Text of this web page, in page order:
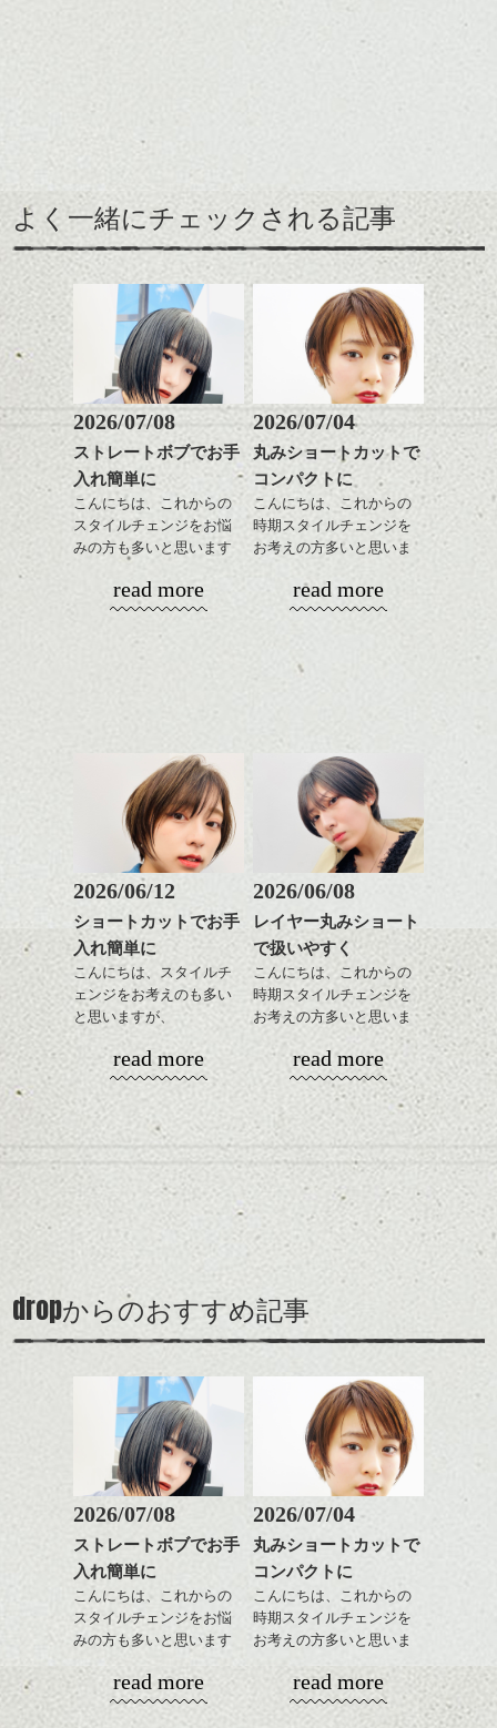
ハンサムショート／ヘッド
スパ／伸びても目立たない
ヘアカラー/ハイライト/ダブ
ルカラー/髪質改善/TOKIOト
リートメント/ブリーチ/イン
ミニボブ/抜け感ショート/バ
レイヤージュ/縮毛矯正
リートメント/ブリーチ/イン
ハンサムショート／ヘッド
ヘアカラー/ハイライト/ダブ
ルカラー/髪質改善/TOKIOト
リートメント/ブリーチ/イン
ここ最近タイトでコンパ
クトなイメージのショー
トが良い感じでしたが、
そこに相反するボリュー
ム感がミックスされてた
りフォルムが際立つと春
に向けていい感じだと思
いますよ。
↑こんなふうにフロント部
分をややフォルミーに見
せて
前からみるとマッシュな
感じ
↓サイドから見るとタイト
なクラシックショート
風。
たファッションとも相性
耳だしするとメリハリが
ついて良い感じです。
スタイリングはとても簡
単でワックスやセラムを
全体に手ぐししながら広
げるだけ、
ストレートにしたりクセ
毛を活かしたり、気分で
楽しめるのもいいです
カラーはグレージュやブ
ルージュ等もおすすめで
すが、
90's後半から2000's前半に
多く見られたいわゆる茶
も個人的には良いと思い
ます。
スタイルの事やカラーリ
ングの事などなんでもご
前髪長めで後髪短くだ
と、抜け感のあるこなれ
た印象になって良いで
す。
カラーは薄いパープル系
に明るめグレージュのハ
イライトをプラスしてツ
ヤと軽さを。
バックのフォルムをしっ
かり残してカット、お洒
落系の女性に合います。
またジェンダレスなライ
ンでもあるので、これく
らいの感じって中性的な
メンズにも似合いそうで
すよね。
今回はそんな感じで、
春のヘアスタイル是非ご
相談して下さい。
シバタ
ように。
緩いパーマがリラックス
雰囲気にぴったり、ニッ
トとコンパクトなショー
トパーマおすすめです。
パーマそして春はパーマ
が似合う季節、柔らかく
ふわっとしたイメージに
したくなりませんか？
ショートでパーマは抵抗
ある方も多いかと思いま
すがアウトラインや耳下
は極弱にトップは大きめ
でしっかりと、頭の箇所
で強さをコントロールし
てかけたらスタイリング
す。髪質によってはかけ
なくていい箇所もありま
気になる方はぜひご相談
よく一緒にチェックされる記事
2026/07/08
ストレートボブでお手
入れ簡単に
こんにちは、これからの
スタイルチェンジをお悩
みの方も多いと思います
やっぱりボブでお手入れ
しやすいスタイルだと毎
日のスタイリングも簡単
も出しやすくていろいろ
おすすめですね。
前髪もやや重めにカット
してラインを強調するの
もこれからは良い感じで
す、
目元が引き締まった印象
に。
カラーリングとの組み合
ながら楽しむ事ができる
ダークトーンの色味でク
ールに演出するのもおす
ナチュラルなトーンの色
で柔らかさをプラスする
のも良いですね。
またクセ毛の方は質感調
整のストレートパーマで
髪質改善すると
おすすめです。
いつものスタイリングが
ドライした後オイルやワ
ックスをなじませるだけ
に。
これからのスタイルチェ
ンジの事、髪質に合った
read more
2026/07/04
丸みショートカットで
コンパクトに
こんにちは、これからの
時期スタイルチェンジを
お考えの方多いと思いま
コンパクトなフォルムが
そんなショートカット。
軽めの前髪で透け感を演
出できるので、
この時期とてもおすすめ
ナチュラルなベージュカ
ラーで全体にツヤと透明
感をプラスして
質感も綺麗に見せやす
く。
をドライした後、
ワックスとオイルを混ぜ
せます。
質感をかるくととのえな
がら耳かけアレンジする
のも良い感じです。
これからのスタイルチェ
ンジ、似合うカラーリン
グの事やお手入れ方法な
是非なんでもご相談して
下さいね。
シバタ
read more
2026/06/12
ショートカットでお手
入れ簡単に
こんにちは、スタイルチ
ェンジをお考えのも多い
と思いますが、
演出したスタイルもこれ
からの季節とてもおすす
めですね。
前髪を軽めに調整し、フ
ェイスラインのデザイン
ですっきりした印象にな
バックを短めにカットし
るのが良い感じです。
ベージュ系等の肌を綺麗
に見せる効果のあるカラ
ーリングをプラスして透
明感を表現すると
更に雰囲気が出やすくな
って毎日のお手入れも簡
read more
2026/06/08
レイヤー丸みショート
で扱いやすく
こんにちは、これからの
時期スタイルチェンジを
お考えの方多いと思いま
コンパクトなフォルムが
全体のバランスを良く見
せてくれる効果もあり、
いろんなシーンに雰囲気
をだしやすくスタイリン
グも簡単で良いので朝の
時短にも◎
そんなショートカット。
軽めの前髪で透け感を演
出できるので、
この時期とてもおすすめ
ですよ。
ナチュラルなベージュカ
ラーで全体にツヤと透明
感をプラスして
質感も綺麗に見せやす
スタイリング方法は全体
をドライした後、
ワックスとオイルを混ぜ
ながらもみこみ、なじま
せます。
質感をかるくととのえな
のも良い感じです。
read more
dropからのおすすめ記事
2026/07/08
ストレートボブでお手
入れ簡単に
こんにちは、これからの
スタイルチェンジをお悩
みの方も多いと思います
が、
やっぱりボブでお手入れ
しやすいスタイルだと毎
read more
2026/07/04
丸みショートカットで
コンパクトに
こんにちは、これからの
時期スタイルチェンジを
お考えの方多いと思いま
コンパクトなフォルムが
read more